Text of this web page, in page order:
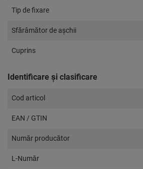
Tip de fixare
Sfărâmător de aşchii
Cuprins
Identificare și clasificare
Cod articol
EAN / GTIN
Număr producător
L-Număr